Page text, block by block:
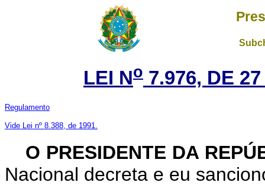
LEI No 7.976, DE
Regulamento
Vide Lei nº 8.388, de 1991.
O PRESIDENTE DA
Nacional decreta e eu